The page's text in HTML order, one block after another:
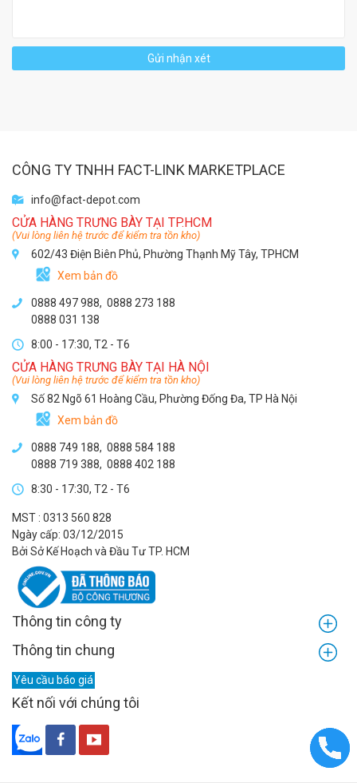
Gửi nhận xét
CÔNG TY TNHH FACT-LINK MARKETPLACE
info@fact-depot.com
CỬA HÀNG TRƯNG BÀY TẠI TP.HCM
(Vui lòng liên hệ trước để kiểm tra tồn kho)
602/43 Điện Biên Phủ, Phường Thạnh Mỹ Tây, TPHCM
Xem bản đồ
0888 497 988, 0888 273 188
0888 031 138
8:00 - 17:30, T2 - T6
CỬA HÀNG TRƯNG BÀY TẠI HÀ NỘI
(Vui lòng liên hệ trước để kiểm tra tồn kho)
Số 82 Ngõ 61 Hoàng Cầu, Phường Đống Đa, TP Hà Nội
Xem bản đồ
0888 749 188, 0888 584 188
0888 719 388, 0888 402 188
8:30 - 17:30, T2 - T6
MST : 0313 560 828
Ngày cấp: 03/12/2015
Bởi Sở Kế Hoạch và Đầu Tư TP. HCM
Thông tin công ty
Thông tin chung
Yêu cầu báo giá
Kết nối với chúng tôi